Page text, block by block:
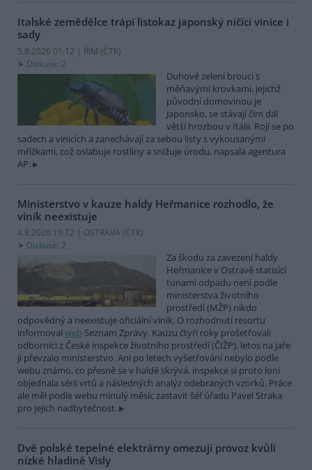
Italské zemědělce trápí listokaz japonský ničící vinice i
sady
5.8.2026 01:12 | ŘÍM (ČTK)
Diskuse: 2
Duhově zelení brouci s
měňavými krovkami, jejichž
původní domovinou je
Japonsko, se stávají čím dál
větší hrozbou v Itálii. Rojí se po
sadech a vinicích a zanechávají za sebou listy s vykousanými
mřížkami, což oslabuje rostliny a snižuje úrodu, napsala agentura
AP.
Ministerstvo v kauze haldy Heřmanice rozhodlo, že
viník neexistuje
4.8.2026 19:12 | OSTRAVA (ČTK)
Diskuse: 2
Za škodu za zavezení haldy
Heřmanice v Ostravě statisíci
tunami odpadu není podle
ministerstva životního
prostředí (MŽP) nikdo
odpovědný a neexistuje oficiální viník. O rozhodnutí resortu
informoval web Seznam Zprávy. Kauzu čtyři roky prošetřovali
odborníci z České inspekce životního prostředí (ČIŽP), letos na jaře
ji převzalo ministerstvo. Ani po letech vyšetřování nebylo podle
webu známo, co přesně se v haldě skrývá, inspekce si proto loni
objednala sérii vrtů a následných analýz odebraných vzorků. Práce
ale měl podle webu minulý měsíc zastavit šéf úřadu Pavel Straka
pro jejich nadbytečnost.
Dvě polské tepelné elektrárny omezují provoz kvůli
nízké hladině Visly